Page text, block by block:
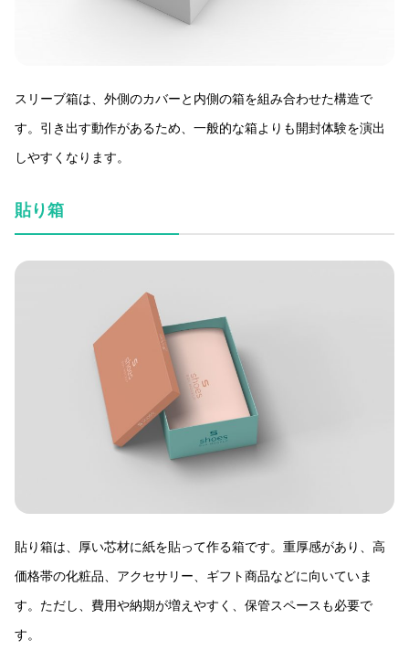
スリーブ箱は、外側のカバーと内側の箱を組み合わせた構造で
す。引き出す動作があるため、一般的な箱よりも開封体験を演出
しやすくなります。
貼り箱
貼り箱は、厚い芯材に紙を貼って作る箱です。重厚感があり、高
価格帯の化粧品、アクセサリー、ギフト商品などに向いていま
す。ただし、費用や納期が増えやすく、保管スペースも必要で
す。